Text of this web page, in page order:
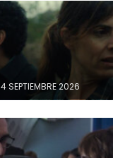
4 SEPTIEMBRE 2026